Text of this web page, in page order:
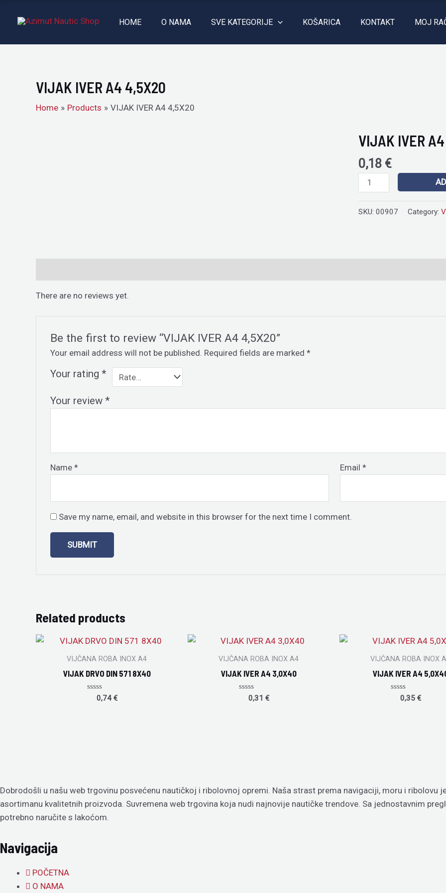
HOME O NAMA SVE KATEGORIJE KOŠARICA KONTAKT MOJ
VIJAK IVER A4 4,5X20
Home Products VIJAK IVER A4 4,5X20
VIJAK IVER
0,18 €
VIJAK
A4
4,5X20
quantity
SKU: 00907 Category:
There are no reviews yet.
Be the first to review “VIJAK IVER A4 4,5X20”
Your email address will not be published. Required fields are marked*
Your rating*
Your review*
Name* Email*
Save my name, email, and website in this browser for the next time I comment.
Related products
VIJČANA ROBA INOX A4
VIJAK DRVO DIN 571 8X40
Rated
0,74€
VIJČANA ROBA INOX A4
VIJAK IVER A4 3,0X40
Rated
0,31 €
VIJČANA ROBA INOX
VIJAK IVER A4
Rated
0,35 €
Dobrodošli u našu web trgovinu posvećenu nautičkoj i ribolovnoj opremi. Naša strast prema navigaciji, moru i ribolovu
asortimanu kvalitetnih proizvoda. Suvremena web trgovina koja nudi najnovije nautičke trendove. Sa jednostavnim
potrebno naručite s lakoćom.
Navigacija
POČETNA
O NAMA